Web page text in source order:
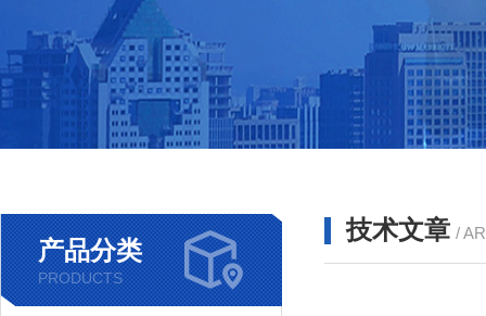
产品分类
PRODUCTS
技术文章 /